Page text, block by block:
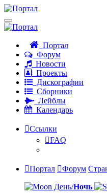
Портал
Форум
Новости
Проекты
Дискографии
Сборники
Лейблы
Календарь
Ссылки
FAQ
Портал Форум
День/Ночь